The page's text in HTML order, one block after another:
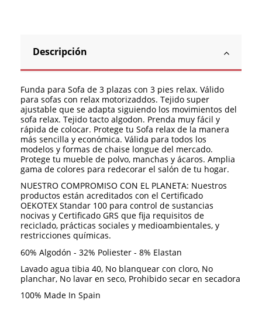
Descripción
Funda para Sofa de 3 plazas con 3 pies relax. Válido
para sofas con relax motorizaddos. Tejido super
ajustable que se adapta siguiendo los movimientos del
sofa relax. Tejido tacto algodon. Prenda muy fácil y
rápida de colocar. Protege tu Sofa relax de la manera
más sencilla y económica. Válida para todos los
modelos y formas de chaise longue del mercado.
Protege tu mueble de polvo, manchas y ácaros. Amplia
gama de colores para redecorar el salón de tu hogar.
NUESTRO COMPROMISO CON EL PLANETA: Nuestros
productos están acreditados con el Certificado
OEKOTEX Standar 100 para control de sustancias
nocivas y Certificado GRS que fija requisitos de
reciclado, prácticas sociales y medioambientales, y
restricciones químicas.
60% Algodón - 32% Poliester - 8% Elastan
Lavado agua tibia 40, No blanquear con cloro, No
planchar, No lavar en seco, Prohibido secar en secadora
100% Made In Spain